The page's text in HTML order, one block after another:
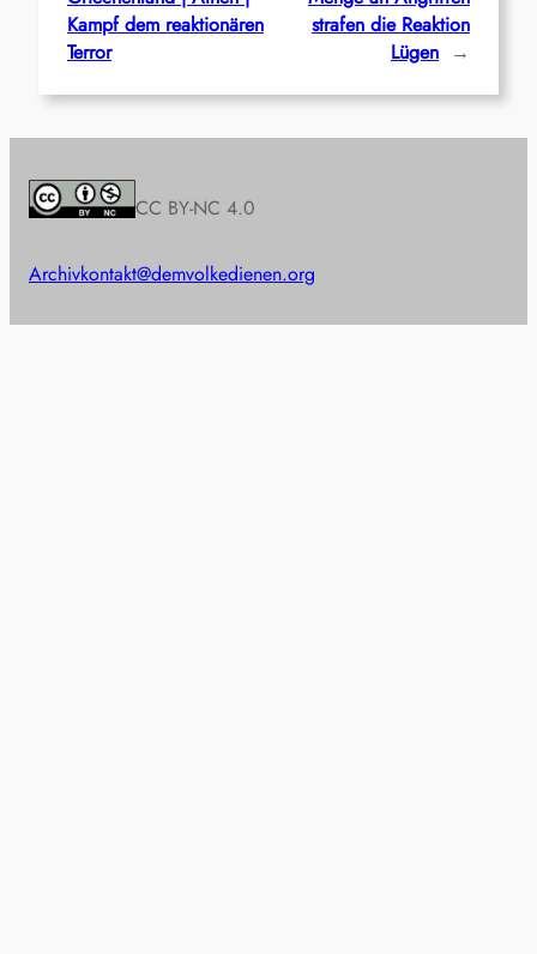
Kampf dem reaktionären
Terror
strafen die Reaktion
Lügen →
CC BY-NC 4.0
Archivkontakt@demvolkedienen.org